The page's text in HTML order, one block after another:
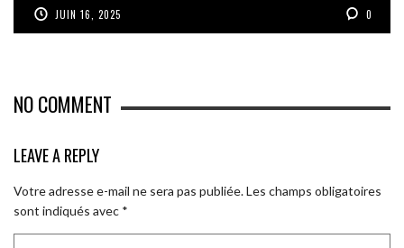
JUIN 16, 2025 0
NO COMMENT
LEAVE A REPLY
Votre adresse e-mail ne sera pas publiée.Les champs obligatoires
sont indiqués avec *